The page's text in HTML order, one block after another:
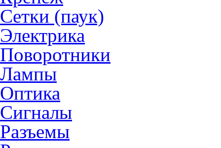
Сетки (паук)
Электрика
Поворотники
Лампы
Оптика
Сигналы
Разъемы